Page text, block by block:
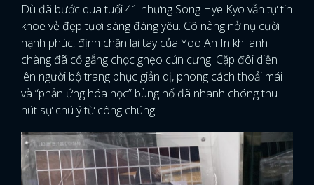
Dù đã bước qua tuổi 41 nhưng Song Hye Kyo vẫn tự tin
khoe vẻ đẹp tươi sáng đáng yêu. Cô nàng nở nụ cười
hạnh phúc, định chặn lại tay của Yoo Ah In khi anh
chàng đã cố gắng chọc ghẹo cún cưng. Cặp đôi diện
lên người bộ trang phục giản dị, phong cách thoải mái
và “phản ứng hóa học” bùng nổ đã nhanh chóng thu
hút sự chú ý từ công chúng.